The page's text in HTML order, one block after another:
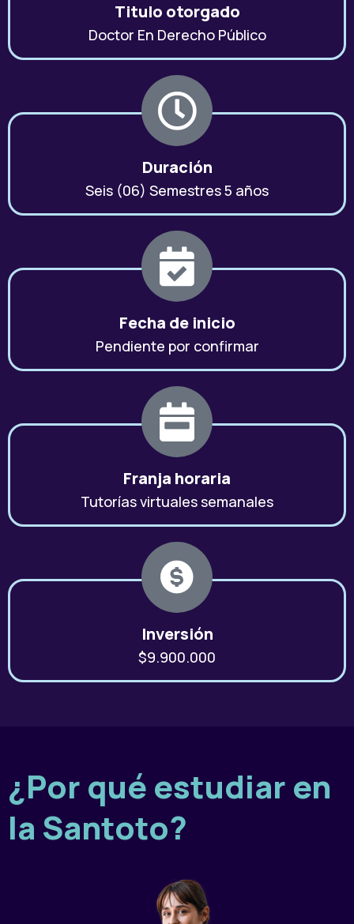
Titulo otorgado
Doctor En Derecho Público
Duración
Seis (06) Semestres 5 años
Fecha de inicio
Pendiente por confirmar
Franja horaria
Tutorías virtuales semanales
Inversión
$9.900.000
¿Por qué estudiar en
la Santoto?